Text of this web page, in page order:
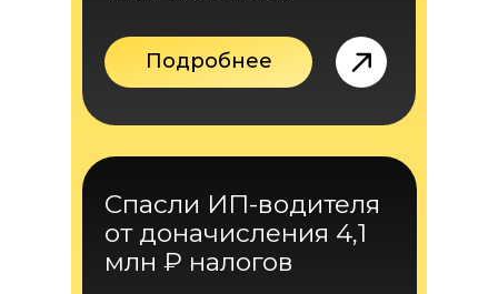
Спасли ИП-водителя
от доначисления 4,1
млн ₽ налогов
Подробнее